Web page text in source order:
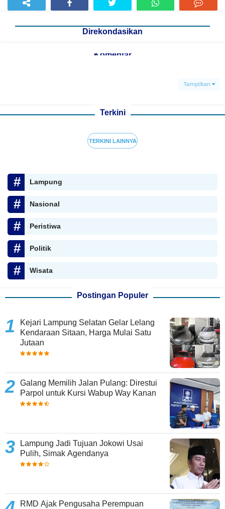
Direkondasikan
Komentar
Tampilkan
Terkini
TERKINI LAINNYA
Lampung
Nasional
Peristiwa
Politik
Wisata
Postingan Populer
Kejari Lampung Selatan Gelar Lelang
Kendaraan Sitaan, Harga Mulai Satu
Jutaan
Galang Memilih Jalan Pulang: Direstui
Parpol untuk Kursi Wabup Way Kanan
Lampung Jadi Tujuan Jokowi Usai
Pulih, Simak Agendanya
RMD Ajak Pengusaha Perempuan